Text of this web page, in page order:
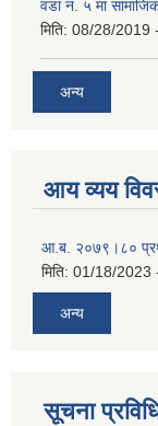
वडा नं. ५ मा सामाजिक
मिति: 08/28/2019
अन्य
आय व्यय
आ.ब. २०७९।८०
मिति: 01/18/2023
अन्य
सूचना